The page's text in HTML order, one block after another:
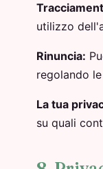
utilizzo
Rinuncia:
regolando
La tua
su quali